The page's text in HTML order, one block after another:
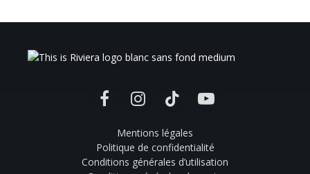
FacebookInstagramTikTok YouTube
Mentions légales
Politique de confidentialité
Conditions générales d’utilisation